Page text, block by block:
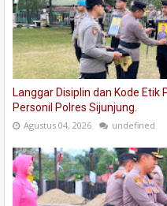
Langgar Disiplin dan Kode Etik
Personil Polres Sijunjung.
Agustus 04, 2026 undefined